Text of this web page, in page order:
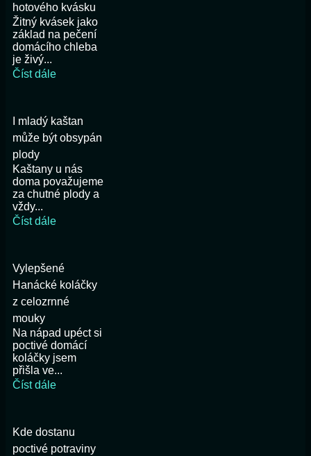
hotového kvásku
Žitný kvásek jako
základ na pečení
domácího chleba
je živý...
Číst dále
I mladý kaštan
může být obsypán
plody
Kaštany u nás
doma považujeme
za chutné plody a
vždy...
Číst dále
Vylepšené
Hanácké koláčky
z celozrnné
mouky
Na nápad upéct si
poctivé domácí
koláčky jsem
přišla ve...
Číst dále
Kde dostanu
poctivé potraviny